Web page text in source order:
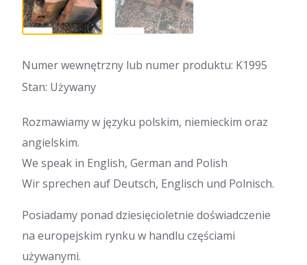
Numer wewnętrzny lub numer produktu: K1995
Stan: Używany
Rozmawiamy w języku polskim, niemieckim oraz
angielskim.
We speak in English, German and Polish
Wir sprechen auf Deutsch, Englisch und Polnisch.
Posiadamy ponad dziesięcioletnie doświadczenie
na europejskim rynku w handlu częściami
używanymi.